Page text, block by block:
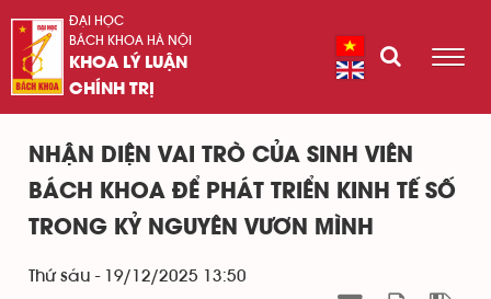
ĐẠI HỌC
BÁCH KHOA HÀ NỘI
KHOA LÝ LUẬN
CHÍNH TRỊ
NHẬN DIỆN VAI TRÒ CỦA SINH VIÊN
BÁCH KHOA ĐỂ PHÁT TRIỂN KINH TẾ SỐ
TRONG KỶ NGUYÊN VƯƠN MÌNH
Thứ sáu - 19/12/2025 13:50